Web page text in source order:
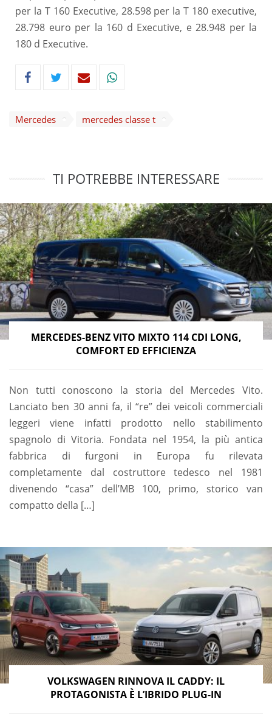
per la T 160 Executive, 28.598 per la T 180 executive,
28.798 euro per la 160 d Executive, e 28.948 per la
180 d Executive.
Mercedes mercedes classe t
TI POTREBBE INTERESSARE
MERCEDES-BENZ VITO MIXTO 114 CDI LONG,
COMFORT ED EFFICIENZA
Non tutti conoscono la storia del Mercedes Vito.
Lanciato ben 30 anni fa, il “re” dei veicoli commerciali
leggeri viene infatti prodotto nello stabilimento
spagnolo di Vitoria. Fondata nel 1954, la più antica
fabbrica di furgoni in Europa fu rilevata
completamente dal costruttore tedesco nel 1981
divenendo “casa” dell’MB 100, primo, storico van
compatto della […]
VOLKSWAGEN RINNOVA IL CADDY: IL
PROTAGONISTA È L’IBRIDO PLUG-IN